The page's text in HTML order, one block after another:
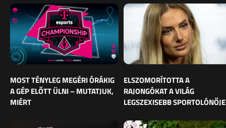
MOST TÉNYLEG MEGÉRI ÓRÁKIG
A GÉP ELŐTT ÜLNI – MUTATJUK,
MIÉRT
ELSZOMORÍTOTTA A
RAJONGÓKAT A VILÁG
LEGSZEXISEBB SPORTOLÓNŐJE